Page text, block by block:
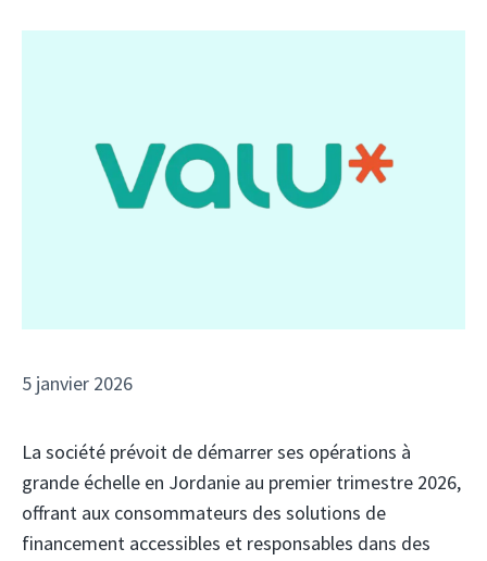
5 janvier 2026
La société prévoit de démarrer ses opérations à
grande échelle en Jordanie au premier trimestre 2026,
offrant aux consommateurs des solutions de
financement accessibles et responsables dans des